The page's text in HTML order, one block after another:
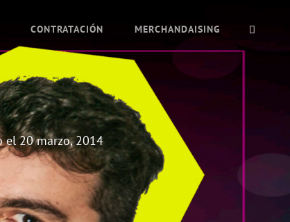
CONTRATACIÓN MERCHANDAISING
el20 marzo, 2014